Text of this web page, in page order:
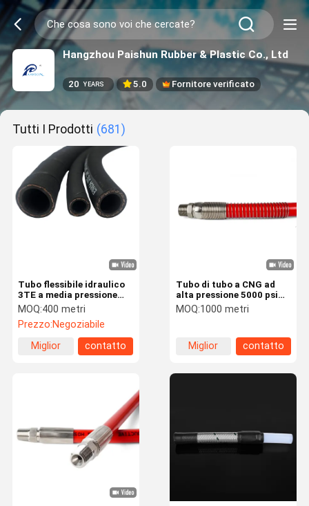
Hangzhou Paishun Rubber & Plastic Co., Ltd
20 YEARS 5.0 Fornitore verificato
Tutti I Prodotti (681)
Tubo flessibile idraulico
3TE a media pressione
per servosterzo e linee
idrauliche ausiliarie di
autobus
MOQ:400 metri
Prezzo:Negoziabile
Miglior
contatto
Tubo di tubo a CNG ad
alta pressione 5000 psi
per distributori nei veicoli
di trasferimento
MOQ:1000 metri
Miglior
contatto